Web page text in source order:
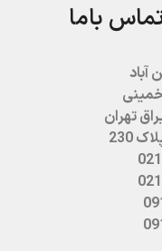
باما
آباد
خمینی
تهران
230